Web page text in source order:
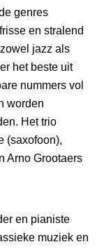
genres
en stralend
jazz als
het beste uit
nummers vol
worden
Het trio
(saxofoon),
Arno Grootaers
en pianiste
muziek en